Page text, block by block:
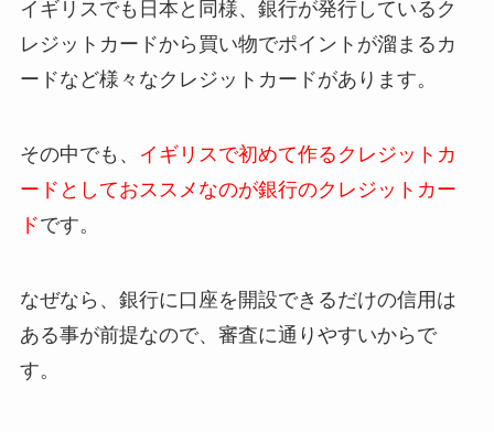
イギリスでも日本と同様、銀行が発行しているク
レジットカードから買い物でポイントが溜まるカ
ードなど様々なクレジットカードがあります。
その中でも、
イギリスで初めて作るクレジットカ
ードとしておススメなのが銀行のクレジットカー
ドです。
なぜなら、銀行に口座を開設できるだけの信用は
ある事が前提なので、審査に通りやすいからで
す。